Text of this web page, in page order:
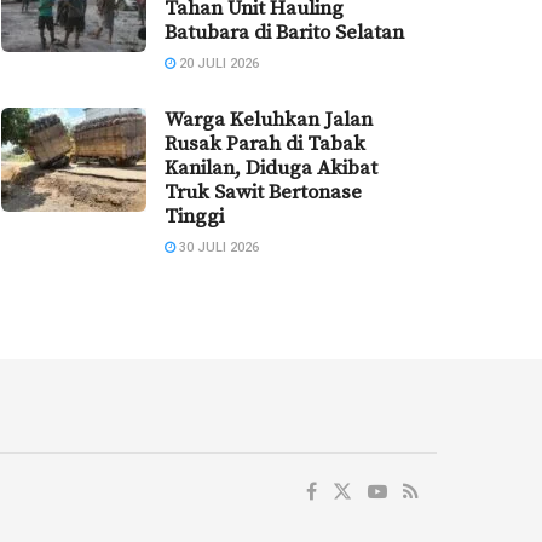
Tahan Unit Hauling
Batubara di Barito Selatan
20 JULI 2026
Warga Keluhkan Jalan
Rusak Parah di Tabak
Kanilan, Diduga Akibat
Truk Sawit Bertonase
Tinggi
30 JULI 2026